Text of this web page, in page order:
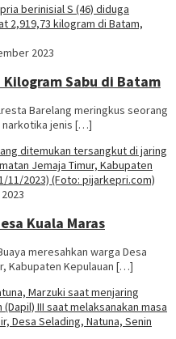
2023
Sabu di Batam
Barelang meringkus seorang
narkotika jenis […]
Kuala Maras
meresahkan warga Desa
Kabupaten Kepulauan […]